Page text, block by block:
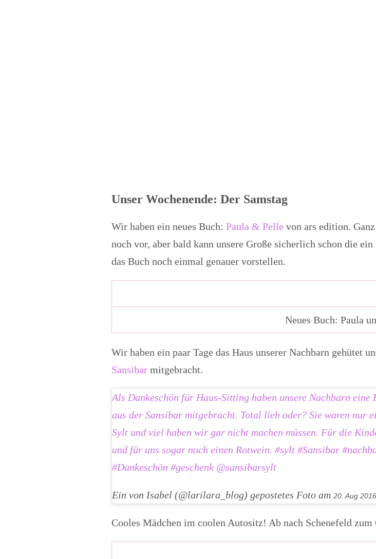
Unser Wochenende: Der Samstag
Wir haben ein neues Buch: Paula & Pelle von ars edition.
noch vor, aber bald kann unsere Große sicherlich schon die
das Buch noch einmal genauer vorstellen.
Neues Buch: Paula
Wir haben ein paar Tage das Haus unserer Nachbarn gehütet
Sansibar mitgebracht.
Als Dankeschön für Haus-Sitting haben unsere Nachbarn eine
aus der Sansibar mitgebracht. Total lieb oder? Sie waren nur
Sylt und viel haben wir gar nicht machen müssen. Für die
und für uns sogar noch einen Rotwein. #sylt #Sansibar
#Dankeschön #geschenk @sansibarsylt
Ein von Isabel (@larilara_blog) gepostetes Foto am 20. Aug
Cooles Mädchen im coolen Autositz! Ab nach Schenefeld